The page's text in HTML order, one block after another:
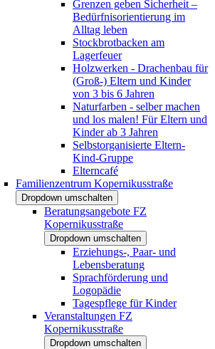
Grenzen geben Sicherheit –
Bedürfnisorientierung im
Alltag leben
Stockbrotbacken am
Lagerfeuer
Holzwerken - Drachenbau für
(Groß-) Eltern und Kinder
von 3 bis 6 Jahren
Naturfarben - selber machen
und los malen! Für Eltern und
Kinder ab 3 Jahren
Selbstorganisierte Eltern-
Kind-Gruppe
Elterncafé
Familienzentrum Kopernikusstraße
Dropdown umschalten
Beratungsangebote FZ
Kopernikusstraße
Dropdown umschalten
Erziehungs-, Paar- und
Lebensberatung
Sprachförderung und
Logopädie
Tagespflege für Kinder
Veranstaltungen FZ
Kopernikusstraße
Dropdown umschalten